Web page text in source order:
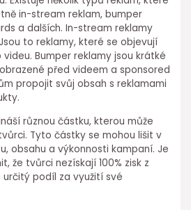
in-stream reklam, bumper
a dalších. In-stream reklamy
to reklamy, které se objevují
Bumper reklamy jsou krátké
před videem a sponsored
propojit svůj obsah s reklamami
různou částku, kterou může
Tyto částky se mohou lišit v
obsahu a výkonnosti kampaní. Je
že tvůrci nezískají 100% zisk z
podíl za využití své